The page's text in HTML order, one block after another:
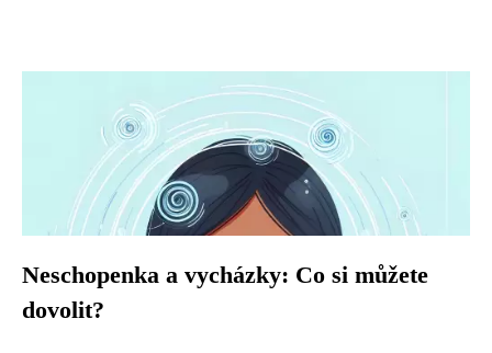
Neschopenka a vycházky: Co si můžete
dovolit?